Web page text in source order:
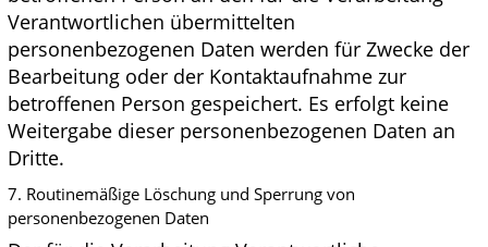
Verantwortlichen übermittelten
personenbezogenen Daten werden für Zwecke der
Bearbeitung oder der Kontaktaufnahme zur
betroffenen Person gespeichert. Es erfolgt keine
Weitergabe dieser personenbezogenen Daten an
Dritte.
7. Routinemäßige Löschung und Sperrung von
personenbezogenen Daten